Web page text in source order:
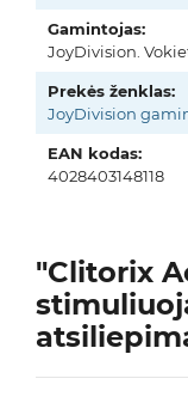
Gamintojas:
JoyDivision.
Prekės ženklas:
JoyDivision
EAN kodas:
4028403148118
"Clitorix